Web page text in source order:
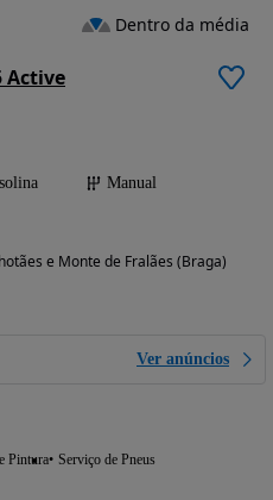
Active
Manual
e Monte de Fralães (Braga)
Ver anúncios
Pintura Serviço de Pneus
Dentro da média